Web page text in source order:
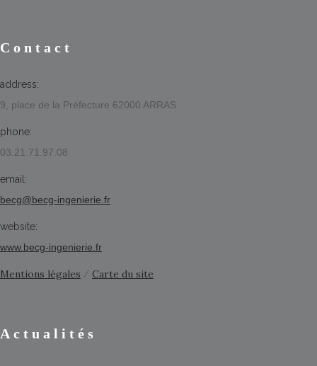
Contact
address:
9, place de la Préfecture 62000 ARRAS
phone:
03.21.71.97.08
email:
becg@becg-ingenierie.fr
website:
www.becg-ingenierie.fr
Mentions légales / Carte du site
Actualités